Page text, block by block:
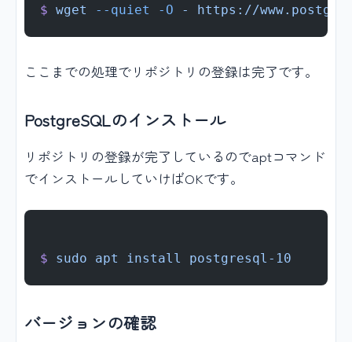
$ wget --quiet -O - https://
ここまでの処理でリポジトリの登録は完了です。
PostgreSQLのインストール
リポジトリの登録が完了しているのでaptコマンド
でインストールしていけばOKです。
$ sudo apt install postgresql-10
バージョンの確認